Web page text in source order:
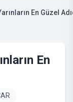
En Güzel
En